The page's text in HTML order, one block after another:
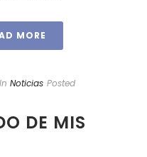
MORE
In Noticias Posted
DE MIS